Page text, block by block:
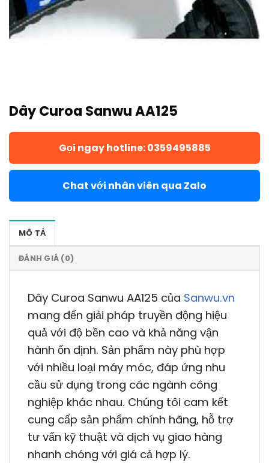
Dây Curoa Sanwu AA125
Gọi ngay hotline: 0359495885
Chat với nhân viên qua Zalo
MÔ TẢ
ĐÁNH GIÁ (0)
Dây Curoa Sanwu AA125 của Sanwu.vn
mang đến giải pháp truyền động hiệu
quả với độ bền cao và khả năng vận
hành ổn định. Sản phẩm này phù hợp
với nhiều loại máy móc, đáp ứng nhu
cầu sử dụng trong các ngành công
nghiệp khác nhau. Chúng tôi cam kết
cung cấp sản phẩm chính hãng, hỗ trợ
tư vấn kỹ thuật và dịch vụ giao hàng
nhanh chóng với giá cả hợp lý.